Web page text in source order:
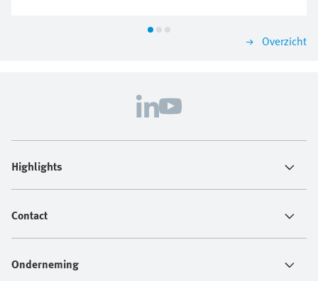
Overzicht
Highlights
Contact
Onderneming